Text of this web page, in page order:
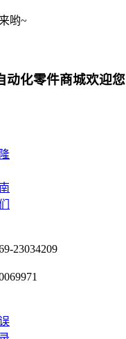
哟~
动化零件商城欢迎您
23034209